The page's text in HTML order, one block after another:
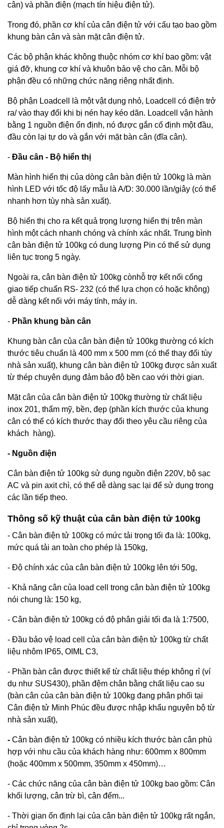
cân) và phần điện (mạch tín hiệu điện tử).
Trong đó, phần cơ khí của cân điện tử với cấu tạo bao gồm
khung bàn cân và sàn mặt cân điện tử.
Các bộ phận khác không thuộc nhóm cơ khí bao gồm: vật
giá đỡ, khung cơ khí và khuôn bảo vệ cho cân. Mỗi bộ
phận đều có những chức năng riêng nhất định.
Bộ phận Loadcell là một vật dụng nhỏ, Loadcell có điện trở
ra/ vào thay đổi khi bị nén hay kéo dãn. Loadcell vận hành
bằng 1 nguồn điện ổn định, nó được gắn cố định một đầu,
đầu còn lại tự do và gắn với mặt bàn cân (đĩa cân).
- Đầu cân - Bộ hiển thị
Màn hình hiển thị của dòng cân bàn điện tử 100kg là màn
hình LED với tốc độ lấy mẫu là A/D: 30.000 lần/giây (có thể
nhanh hơn tùy nhà sản xuất).
Bộ hiển thị cho ra kết quả trọng lượng hiển thị trên màn
hình một cách nhanh chóng và chính xác nhất. Trung bình
cân bàn điện tử 100kg có dung lượng Pin có thể sử dụng
liên tục trong 5 ngày.
Ngoài ra, cân bàn điện tử 100kg cònhỗ trợ kết nối cổng
giao tiếp chuẩn RS- 232 (có thể lựa chọn có hoặc không)
dễ dàng kết nối với máy tính, máy in.
- Phần khung bàn cân
Khung bàn cân của cân bàn điện tử 100kg thường có kích
thước tiêu chuẩn là 400 mm x 500 mm (có thể thay đổi tùy
nhà sản xuất), khung cân bàn điện tử 100kg được sản xuất
từ thép chuyên dụng đảm bảo độ bền cao với thời gian.
Mặt cân của cân bàn điện tử 100kg thường từ chất liệu
inox 201, thẩm mỹ, bền, đẹp (phần kích thước của khung
cân có thể có kích thước thay đổi theo yêu cầu riêng của
khách hàng).
- Nguồn điện
Cân bàn điện tử 100kg sử dụng nguồn điện 220V, bộ sạc
AC và pin axit chì, có thể dễ dàng sạc lại để sử dụng trong
các lần tiếp theo.
Thông số kỹ thuật của cân bàn điện tử 100kg
- Cân bàn điện tử 100kg có mức tải trọng tối đa là: 100kg,
mức quá tải an toàn cho phép là 150kg,
- Độ chính xác của cân bàn điện tử 100kg lên tới 50g,
- Khả năng cân của load cell trong cân bàn điện tử 100kg
nói chung là: 150 kg,
- Cân bàn điện tử 100kg có độ phân giải tối đa là 1:7500,
- Đầu bảo vệ load cell của cân bàn điện tử 100kg từ chất
liệu nhôm IP65, OIML C3,
- Phần bàn cân được thiết kế từ chất liệu thép không rỉ (ví
dụ như SUS430), phần đệm chân bằng chất liệu cao su
(bàn cân của cân bàn điện tử 100kg đang phân phối tại
Cân điện tử Minh Phúc đều được nhập khẩu nguyên bộ từ
nhà sản xuất),
- Cân bàn điện tử 100kg có nhiều kích thước bàn cân phù
hợp với nhu cầu của khách hàng như: 600mm x 800mm
(hoặc 400mm x 500mm, 350mm x 450mm)…
- Các chức năng của cân bàn điện tử 100kg bao gồm: Cân
khối lượng, cân trừ bì, cân đếm...
- Thời gian ổn định lại của cân bàn điện tử 100kg rất ngắn,